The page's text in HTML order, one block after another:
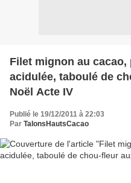
Filet mignon au cacao,
acidulée, taboulé de
Noël Acte IV
Publié le 19/12/2011 à 22:03
Par TalonsHautsCacao